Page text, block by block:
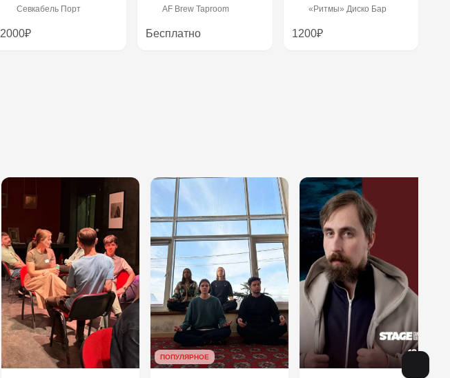
Севкабель Порт
2000₽
AF Brew Taproom
Бесплатно
«Ритмы» Диско Бар
1200₽
ПОПУЛЯРНОЕ